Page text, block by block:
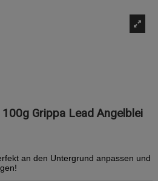
Grippa Lead Angelblei
an den Untergrund anpassen und